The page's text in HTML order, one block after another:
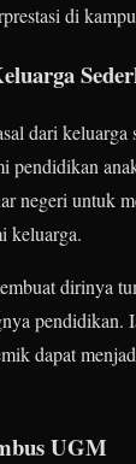
di
dari keluarga
pendidikan
negeri untuk
keluarga.
dirinya
pendidikan.
dapat
UGM